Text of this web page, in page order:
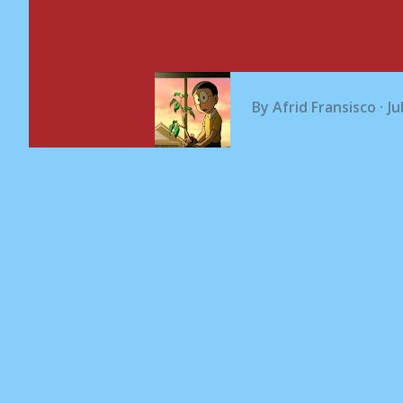
By Afrid Fransisco